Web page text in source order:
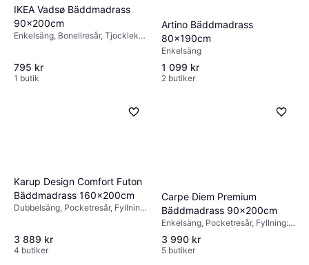
IKEA Vadsø Bäddmadrass
90x200cm
Enkelsäng, Bonellresår, Tjocklek
795 kr
1 butik
Artino Bäddmadrass
80x190cm
Enkelsäng
1 099 kr
2 butiker
Karup Design Comfort Futon
Bäddmadrass 160x200cm
Dubbelsäng, Pocketresår, Fyllning:
3 889 kr
4 butiker
Carpe Diem Premium
Bäddmadrass 90x200cm
Enkelsäng, Pocketresår, Fyllning:
Latex, Tjocklek madrass: 7cm
3 990 kr
5 butiker